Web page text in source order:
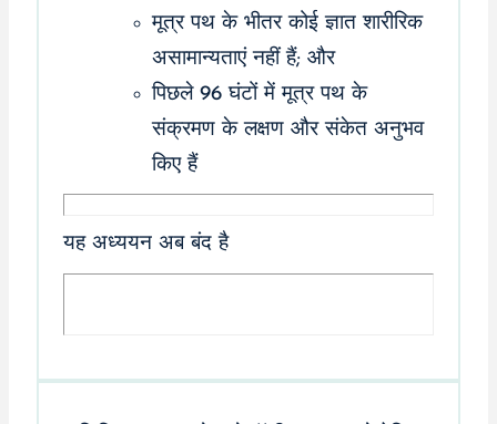
मूत्र पथ के भीतर कोई ज्ञात शारीरिक
असामान्यताएं नहीं हैं; और
पिछले 96 घंटों में मूत्र पथ के
संक्रमण के लक्षण और संकेत अनुभव
किए हैं
यह अध्ययन अब बंद है